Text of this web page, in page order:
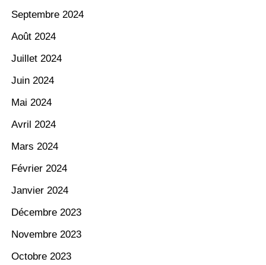
Septembre 2024
Août 2024
Juillet 2024
Juin 2024
Mai 2024
Avril 2024
Mars 2024
Février 2024
Janvier 2024
Décembre 2023
Novembre 2023
Octobre 2023